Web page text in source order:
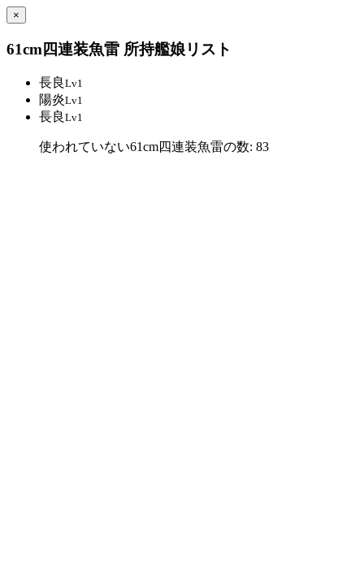
×
61cm四連装魚雷 所持艦娘リスト
長良 Lv1
陽炎Lv1
長良 Lv1
使われていない61cm四連装魚雷の数: 83